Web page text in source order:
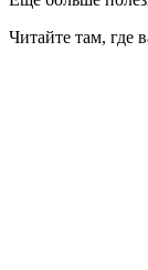
Читайте там, где